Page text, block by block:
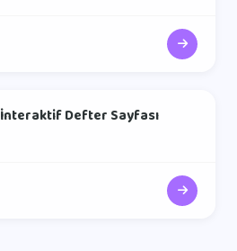
İnteraktif Defter Sayfası